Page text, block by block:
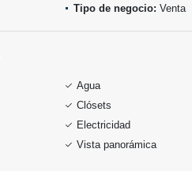
Tipo de negocio: Venta
Agua
Clósets
Electricidad
Vista panorámica